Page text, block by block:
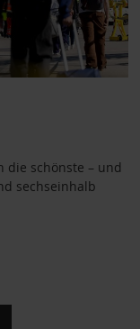
die schönste – und
sechseinhalb